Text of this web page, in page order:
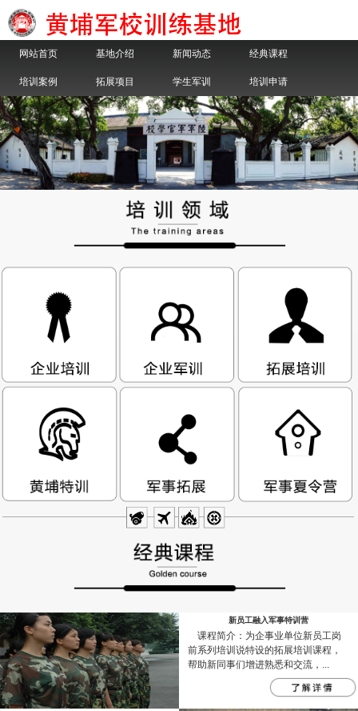
网站首页 基地介绍 新闻动态 经典课程
培训案例 拓展项目 学生军训 培训申请
新员工融入军事特训营
课程简介：为企事业单位新员工岗
前系列培训说特设的拓展培训课程，
帮助新同事们增进熟悉和交流，...